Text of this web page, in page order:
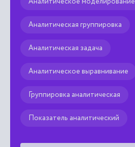
Аналитическая группировка
Аналитическая задача
Аналитическое выравнивание
Группировка аналитическая
Показатель аналитический